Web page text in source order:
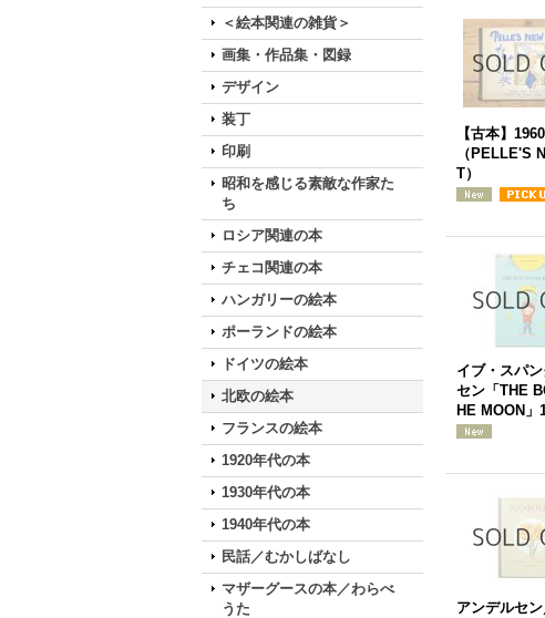
＜絵本関連の雑貨＞
画集・作品集・図録
デザイン
装丁
印刷
昭和を感じる素敵な作家た
ち
ロシア関連の本
チェコ関連の本
ハンガリーの絵本
ポーランドの絵本
ドイツの絵本
北欧の絵本
フランスの絵本
1920年代の本
1930年代の本
1940年代の本
民話／むかしばなし
マザーグースの本／わらべ
うた
【古本】
（PELLE'S
T）
イブ・スパ
セン「THE
HE MOON」
アンデルセ